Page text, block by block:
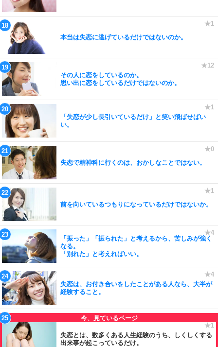
本当は失恋に逃げているだけではないのか。
その人に恋をしているのか。
思い出に恋をしているだけではないのか。
「失恋が少し長引いているだけ」と笑い飛ばせばい
い。
失恋で精神科に行くのは、おかしなことではない。
前を向いているつもりになっているだけではないか。
「振った」「振られた」と考えるから、苦しみが強く
なる。
「別れた」と考えればいい。
失恋は、お付き合いをしたことがある人なら、大半が
経験すること。
失恋とは、数多くある人生経験のうち、しくしくする
出来事が起こっているだけ。